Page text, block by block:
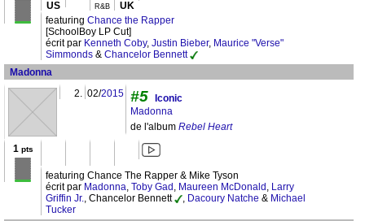
US R&B UK
featuring Chance the Rapper
[SchoolBoy LP Cut]
écrit par Kenneth Coby, Justin Bieber, Maurice "Verse"
Simmonds & Chancelor Bennett
Madonna
2. 02/2015 #5
Iconic
Madonna
de l'album Rebel Heart
1 pts
featuring Chance The Rapper & Mike Tyson
écrit par Madonna, Toby Gad , Maureen McDonald , Larry
Griffin Jr., Chancelor Bennett , Dacoury Natche & Michael
Tucker